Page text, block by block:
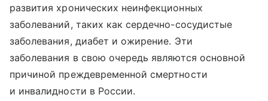
развития хронических неинфекционных
заболеваний, таких как сердечно-сосудистые
заболевания, диабет и ожирение. Эти
заболевания в свою очередь являются основной
причиной преждевременной смертности
и инвалидности в России.